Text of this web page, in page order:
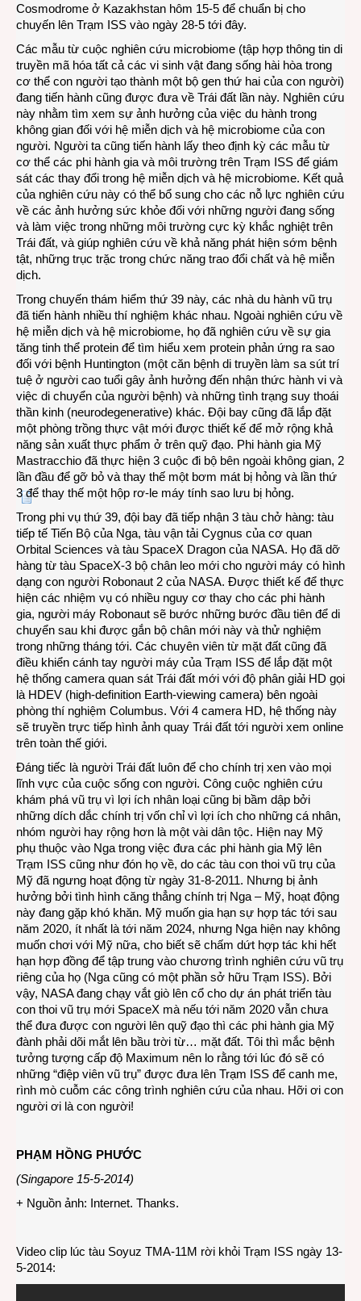
Cosmodrome ở Kazakhstan hôm 15-5 để chuẩn bị cho
chuyến lên Trạm ISS vào ngày 28-5 tới đây.
Các mẫu từ cuộc nghiên cứu microbiome (tập hợp thông tin di
truyền mã hóa tất cả các vi sinh vật đang sống hài hòa trong
cơ thể con người tạo thành một bộ gen thứ hai của con người)
đang tiến hành cũng được đưa về Trái đất lần này. Nghiên cứu
này nhằm tìm xem sự ảnh hưởng của việc du hành trong
không gian đối với hệ miễn dịch và hệ microbiome của con
người. Người ta cũng tiến hành lấy theo định kỳ các mẫu từ
cơ thể các phi hành gia và môi trường trên Trạm ISS để giám
sát các thay đổi trong hệ miễn dịch và hệ microbiome. Kết quả
của nghiên cứu này có thể bổ sung cho các nỗ lực nghiên cứu
về các ảnh hưởng sức khỏe đối với những người đang sống
và làm việc trong những môi trường cực kỳ khắc nghiệt trên
Trái đất, và giúp nghiên cứu về khả năng phát hiện sớm bệnh
tật, những trục trặc trong chức năng trao đổi chất và hệ miễn
dịch.
Trong chuyến thám hiểm thứ 39 này, các nhà du hành vũ trụ
đã tiến hành nhiều thí nghiệm khác nhau. Ngoài nghiên cứu về
hệ miễn dịch và hệ microbiome, họ đã nghiên cứu về sự gia
tăng tinh thể protein để tìm hiểu xem protein phản ứng ra sao
đối với bệnh Huntington (một căn bệnh di truyền làm sa sút trí
tuệ ở người cao tuổi gây ảnh hưởng đến nhận thức hành vi và
việc di chuyển của người bệnh) và những tình trạng suy thoái
thần kinh (neurodegenerative) khác. Đội bay cũng đã lắp đặt
một phòng trồng thực vật mới được thiết kế để mở rộng khả
năng sản xuất thực phẩm ở trên quỹ đạo. Phi hành gia Mỹ
Mastracchio đã thực hiện 3 cuộc đi bộ bên ngoài không gian, 2
lần đầu để gỡ bỏ và thay thế một bơm mát bị hỏng và lần thứ
3 để thay thế một hộp rơ-le máy tính sao lưu bị hỏng.
Trong phi vụ thứ 39, đội bay đã tiếp nhận 3 tàu chở hàng: tàu
tiếp tế Tiến Bộ của Nga, tàu vận tải Cygnus của cơ quan
Orbital Sciences và tàu SpaceX Dragon của NASA. Họ đã dỡ
hàng từ tàu SpaceX-3 bộ chân leo mới cho người máy có hình
dạng con người Robonaut 2 của NASA. Được thiết kế để thực
hiện các nhiệm vụ có nhiều nguy cơ thay cho các phi hành
gia, người máy Robonaut sẽ bước những bước đầu tiên để di
chuyển sau khi được gắn bộ chân mới này và thử nghiệm
trong những tháng tới. Các chuyên viên từ mặt đất cũng đã
điều khiển cánh tay người máy của Trạm ISS để lắp đặt một
hệ thống camera quan sát Trái đất mới với độ phân giải HD gọi
là HDEV (high-definition Earth-viewing camera) bên ngoài
phòng thí nghiệm Columbus. Với 4 camera HD, hệ thống này
sẽ truyền trực tiếp hình ảnh quay Trái đất tới người xem online
trên toàn thế giới.
Đáng tiếc là người Trái đất luôn để cho chính trị xen vào mọi
lĩnh vực của cuộc sống con người. Công cuộc nghiên cứu
khám phá vũ trụ vì lợi ích nhân loại cũng bị bầm dập bởi
những dích dắc chính trị vốn chỉ vì lợi ích cho những cá nhân,
nhóm người hay rộng hơn là một vài dân tộc. Hiện nay Mỹ
phụ thuộc vào Nga trong việc đưa các phi hành gia Mỹ lên
Trạm ISS cũng như đón họ về, do các tàu con thoi vũ trụ của
Mỹ đã ngưng hoạt động từ ngày 31-8-2011. Nhưng bị ảnh
hưởng bởi tình hình căng thẳng chính trị Nga – Mỹ, hoạt động
này đang gặp khó khăn. Mỹ muốn gia hạn sự hợp tác tới sau
năm 2020, ít nhất là tới năm 2024, nhưng Nga hiện nay không
muốn chơi với Mỹ nữa, cho biết sẽ chấm dứt hợp tác khi hết
hạn hợp đồng để tập trung vào chương trình nghiên cứu vũ trụ
riêng của họ (Nga cũng có một phần sở hữu Trạm ISS). Bởi
vậy, NASA đang chạy vắt giò lên cổ cho dự án phát triển tàu
con thoi vũ trụ mới SpaceX mà nếu tới năm 2020 vẫn chưa
thể đưa được con người lên quỹ đạo thì các phi hành gia Mỹ
đành phải dõi mắt lên bầu trời từ… mặt đất. Tôi thì mắc bệnh
tưởng tượng cấp độ Maximum nên lo rằng tới lúc đó sẽ có
những “điệp viên vũ trụ” được đưa lên Trạm ISS để canh me,
rình mò cuỗm các công trình nghiên cứu của nhau. Hỡi ơi con
người ơi là con người!
PHẠM HỒNG PHƯỚC
(Singapore 15-5-2014)
+ Nguồn ảnh: Internet. Thanks.
Video clip lúc tàu Soyuz TMA-11M rời khỏi Trạm ISS ngày 13-
5-2014: